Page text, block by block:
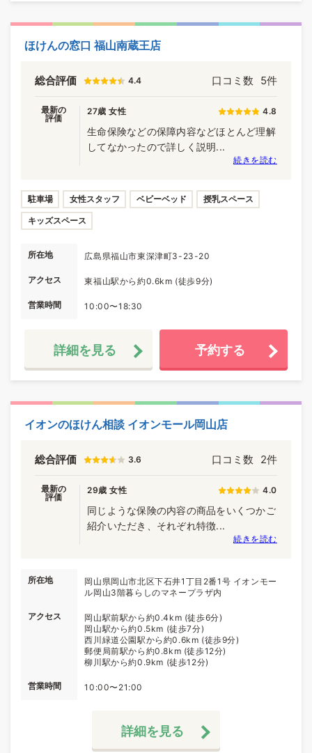
ほけんの窓口 福山南蔵王店
総合評価 4.4 口コミ数 5件
最新の
評価
27歳 女性 4.8
生命保険などの保障内容などほとんど理解
してなかったので詳しく説明...
続きを読む
駐車場 女性スタッフ ベビーベッド 授乳スペース
キッズスペース
所在地 広島県福山市東深津町3-23-20
アクセス 東福山駅から約0.6km (徒歩9分)
営業時間 10:00〜18:30
詳細を見る 予約する
イオンのほけん相談 イオンモール岡山店
総合評価 3.6 口コミ数 2件
最新の
評価
29歳 女性 4.0
同じような保険の内容の商品をいくつかご
紹介いただき、それぞれ特徴...
続きを読む
所在地
岡山県岡山市北区下石井1丁目2番1号 イオンモー
ル岡山3階暮らしのマネープラザ内
アクセス
岡山駅前駅から約0.4km (徒歩6分)
岡山駅から約0.5km (徒歩7分)
西川緑道公園駅から約0.6km (徒歩9分)
郵便局前駅から約0.8km (徒歩12分)
柳川駅から約0.9km (徒歩12分)
営業時間 10:00〜21:00
詳細を見る